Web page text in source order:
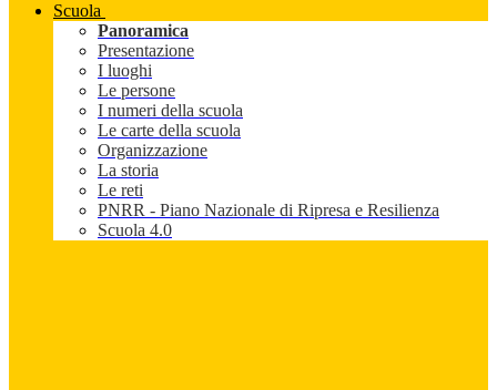
Scuola
Panoramica
Presentazione
I luoghi
Le persone
I numeri della scuola
Le carte della scuola
Organizzazione
La storia
Le reti
PNRR - Piano Nazionale di Ripresa e Resilienza
Scuola 4.0